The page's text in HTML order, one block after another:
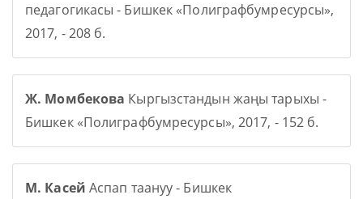
педагогикасы - Бишкек «Полиграфбумресурсы»,
2017, - 208 б.
Ж. Момбекова Кыргызстандын жаңы тарыхы -
Бишкек «Полиграфбумресурсы», 2017, - 152 б.
М. Касей Аспап таануу - Бишкек